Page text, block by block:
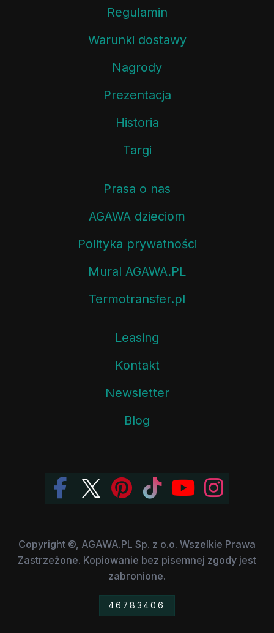
Regulamin
Warunki dostawy
Nagrody
Prezentacja
Historia
Targi
Prasa o nas
AGAWA dzieciom
Polityka prywatności
Mural AGAWA.PL
Termotransfer.pl
Leasing
Kontakt
Newsletter
Blog
Copyright ©, AGAWA.PL Sp. z o.o. Wszelkie Prawa
Zastrzeżone. Kopiowanie bez pisemnej zgody jest
zabronione.
46783406